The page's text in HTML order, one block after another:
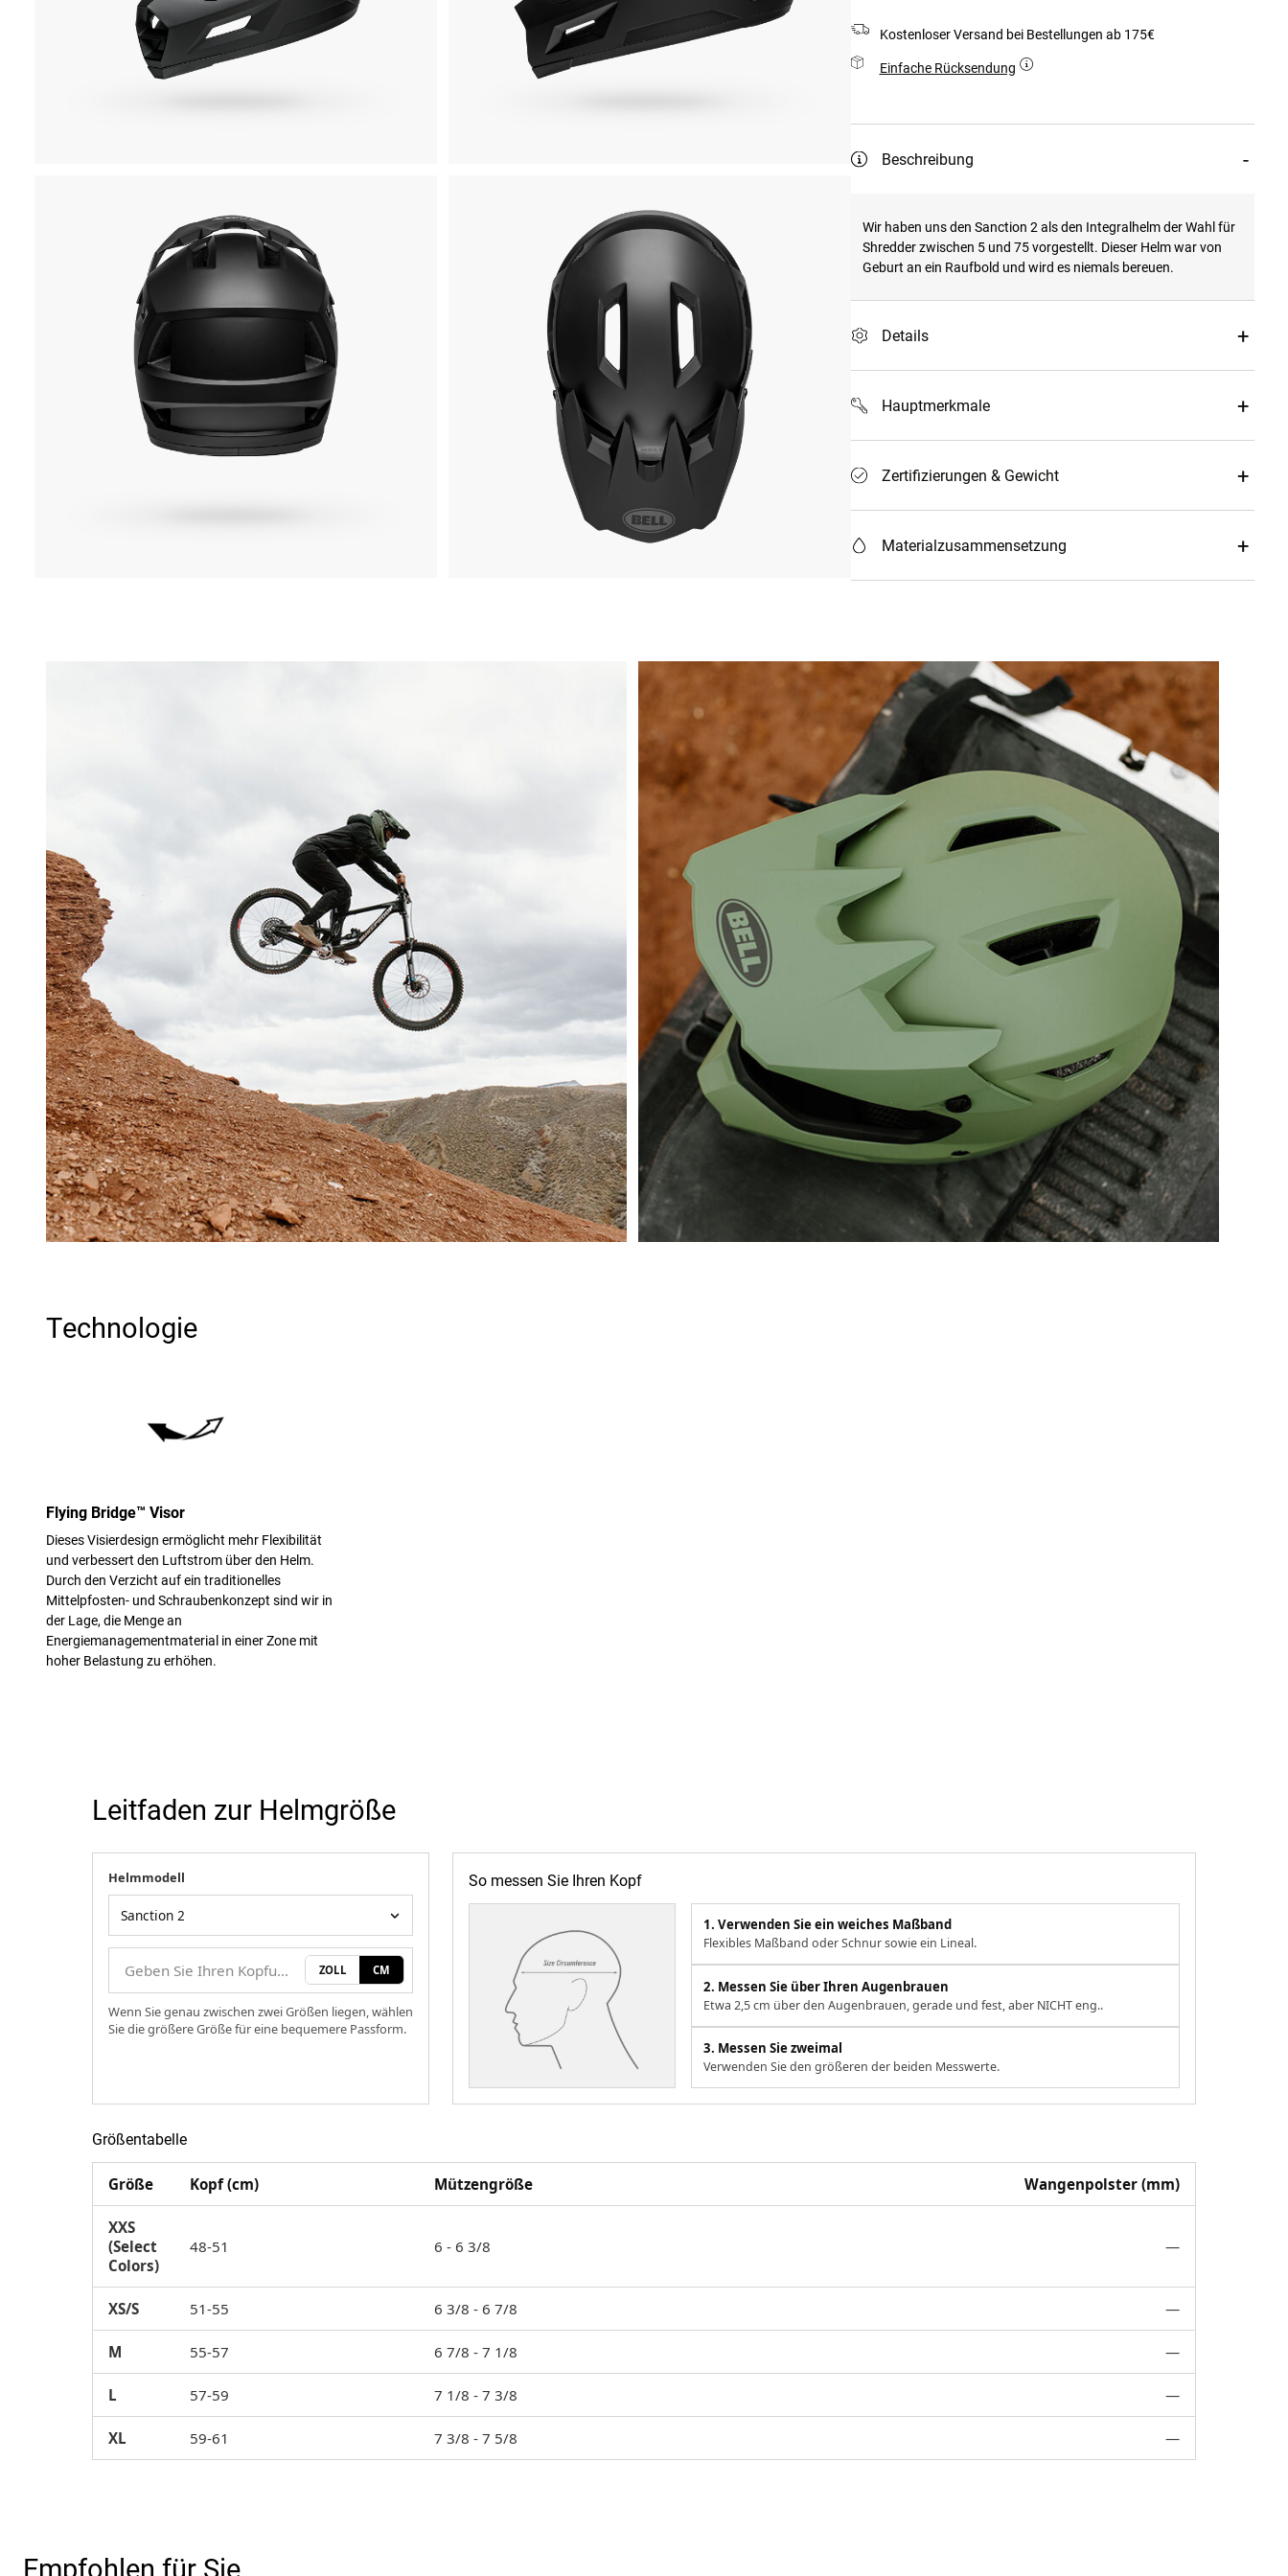
Kostenloser Versand bei Bestellungen ab 175€
Einfache Rücksendung
Beschreibung
Wir haben uns den Sanction 2 als den Integralhelm der Wahl für
Shredder zwischen 5 und 75 vorgestellt. Dieser Helm war von
Geburt an ein Raufbold und wird es niemals bereuen.
Details
Hauptmerkmale
Zertifizierungen & Gewicht
Materialzusammensetzung
Technologie
Flying Bridge™ Visor
Dieses Visierdesign ermöglicht mehr Flexibilität
und verbessert den Luftstrom über den Helm.
Durch den Verzicht auf ein traditionelles
Mittelpfosten- und Schraubenkonzept sind wir in
der Lage, die Menge an
Energiemanagementmaterial in einer Zone mit
hoher Belastung zu erhöhen.
Leitfaden zur Helmgröße
So messen Sie Ihren Kopf
1. Verwenden Sie ein weiches Maßband
Flexibles Maßband oder Schnur sowie ein Lineal.
2. Messen Sie über Ihren Augenbrauen
Etwa 2,5 cm über den Augenbrauen, gerade und fest, aber NICHT eng..
3. Messen Sie zweimal
Verwenden Sie den größeren der beiden Messwerte.
Ihre Messung
Helmmodell
ZOLL CM
Wenn Sie genau zwischen zwei Größen liegen, wählen
Sie die größere Größe für eine bequemere Passform.
Größentabelle
Größe Kopf (cm) Mützengröße Wangenpolster (mm)
XXS
(Select
Colors)
48-51 6 - 6 3/8 —
XS/S 51-55 6 3/8 - 6 7/8 —
M 55-57 6 7/8 - 7 1/8 —
L 57-59 7 1/8 - 7 3/8 —
XL 59-61 7 3/8 - 7 5/8 —
Empfohlen für Sie